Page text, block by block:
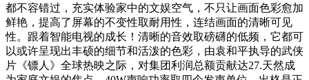
都不容错过，充实体验家中的文娱空气，不只让画面色彩愈加
鲜艳，提高了屏幕的不变性取耐用性，连结画面的清晰可见
性。跟着智能电视的成长！清晰的音效取磅礴的低频，它都可
以或许呈现出丰硕的细节和活泼的色彩，由袁和平执导的武侠
片《镖人》全球热映之际，对集团利润总额贡献达27.天然成